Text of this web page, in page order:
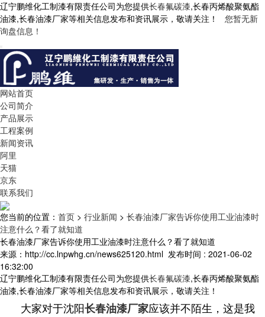
辽宁鹏维化工制漆有限责任公司为您提供长春氟碳漆,长春丙烯酸聚氨酯
油漆,长春油漆厂家等相关信息发布和资讯展示，敬请关注！ 您暂无新
询盘信息！
网站首页
公司简介
产品展示
工程案例
新闻资讯
阿里
天猫
京东
联系我们
您当前的位置： 首页 > 行业新闻 > 长春油漆厂家告诉你使用工业油漆时
注意什么？看了就知道
长春油漆厂家告诉你使用工业油漆时注意什么？看了就知道
来源：http://cc.lnpwhg.cn/news625120.html 发布时间 : 2021-06-02
16:32:00
辽宁鹏维化工制漆有限责任公司为您提供长春氟碳漆,长春丙烯酸聚氨酯
油漆,长春油漆厂家等相关信息发布和资讯展示，敬请关注！
大家对于沈阳长春油漆厂家应该并不陌生，这是我